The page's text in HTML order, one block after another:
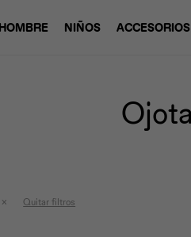
HOMBRE NIÑOS ACCESORIOS
Quitar filtros